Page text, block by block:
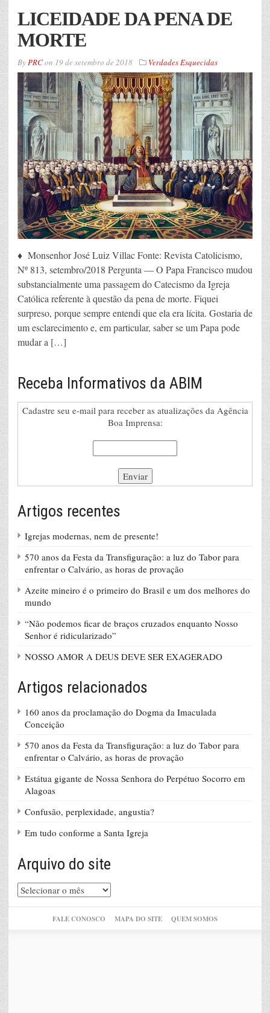
LICEIDADE DA PENA DE
MORTE
ByPRCon 19 de setembro de 2018 Verdades Esquecidas
♦ Monsenhor José Luiz Villac Fonte: Revista Catolicismo,
Nº 813, setembro/2018 Pergunta — O Papa Francisco mudou
substancialmente uma passagem do Catecismo da Igreja
Católica referente à questão da pena de morte. Fiquei
surpreso, porque sempre entendi que ela era lícita. Gostaria de
um esclarecimento e, em particular, saber se um Papa pode
mudar a […]
Receba Informativos da ABIM
Cadastre seu e-mail para receber as atualizações da Agência
Boa Imprensa:
Artigos recentes
Igrejas modernas, nem de presente!
570 anos da Festa da Transfiguração: a luz do Tabor para
enfrentar o Calvário, as horas de provação
Azeite mineiro é o primeiro do Brasil e um dos melhores do
mundo
“Não podemos ficar de braços cruzados enquanto Nosso
Senhor é ridicularizado”
NOSSO AMOR A DEUS DEVE SER EXAGERADO
Artigos relacionados
160 anos da proclamação do Dogma da Imaculada
Conceição
570 anos da Festa da Transfiguração: a luz do Tabor para
enfrentar o Calvário, as horas de provação
Estátua gigante de Nossa Senhora do Perpétuo Socorro em
Alagoas
Confusão, perplexidade, angustia?
Em tudo conforme a Santa Igreja
Arquivo do site
Arquivo
do
FALE CONOSCO MAPA DO SITE QUEM SOMOS